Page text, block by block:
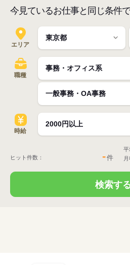
今見ているお仕事と同じ条件
エリア
職種
時給
ヒット件数： -件
平
検索す